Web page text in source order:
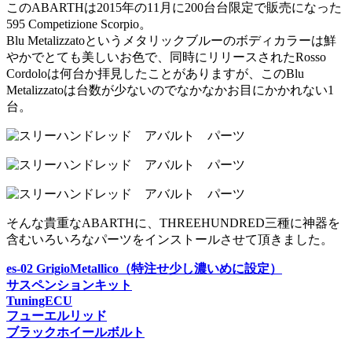
このABARTHは2015年の11月に200台台限定で販売になった
595 Competizione Scorpio。
Blu Metalizzatoというメタリックブルーのボディカラーは鮮
やかでとても美しいお色で、同時にリリースされたRosso
Cordoloは何台か拝見したことがありますが、このBlu
Metalizzatoは台数が少ないのでなかなかお目にかかれない1
台。
そんな貴重なABARTHに、THREEHUNDRED三種に神器を
含むいろいろなパーツをインストールさせて頂きました。
es-02 GrigioMetallico（特注せ少し濃いめに設定）
サスペンションキット
TuningECU
フューエルリッド
ブラックホイールボルト